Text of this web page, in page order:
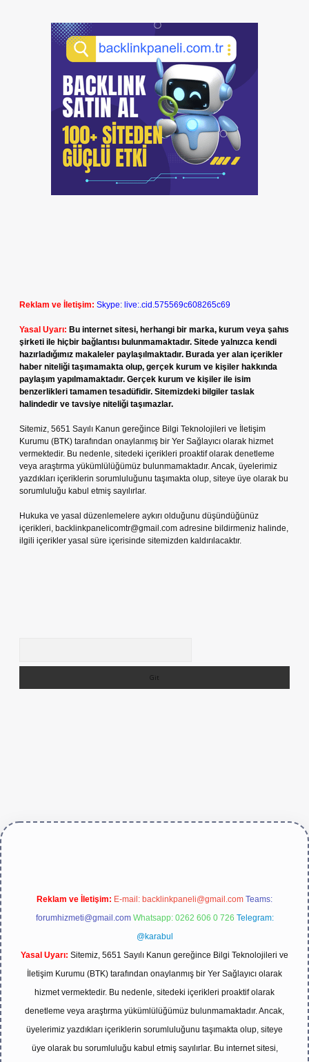
Reklam ve İletişim: Skype: live:.cid.575569c608265c69
Yasal Uyarı: Bu internet sitesi, herhangi bir marka, kurum veya şahıs
şirketi ile hiçbir bağlantısı bulunmamaktadır. Sitede yalnızca kendi
hazırladığımız makaleler paylaşılmaktadır. Burada yer alan içerikler
haber niteliği taşımamakta olup, gerçek kurum ve kişiler hakkında
paylaşım yapılmamaktadır. Gerçek kurum ve kişiler ile isim
benzerlikleri tamamen tesadüfidir. Sitemizdeki bilgiler taslak
halindedir ve tavsiye niteliği taşımazlar.
Sitemiz, 5651 Sayılı Kanun gereğince Bilgi Teknolojileri ve İletişim
Kurumu (BTK) tarafından onaylanmış bir Yer Sağlayıcı olarak hizmet
vermektedir. Bu nedenle, sitedeki içerikleri proaktif olarak denetleme
veya araştırma yükümlülüğümüz bulunmamaktadır. Ancak, üyelerimiz
yazdıkları içeriklerin sorumluluğunu taşımakta olup, siteye üye olarak bu
sorumluluğu kabul etmiş sayılırlar.
Hukuka ve yasal düzenlemelere aykırı olduğunu düşündüğünüz
içerikleri, backlinkpanelicomtr@gmail.com adresine bildirmeniz halinde,
ilgili içerikler yasal süre içerisinde sitemizden kaldırılacaktır.
Reklam ve İletişim: E-mail: backlinkpaneli@gmail.com Teams:
forumhizmeti@gmail.com Whatsapp: 0262 606 0 726 Telegram:
@karabul
Yasal Uyarı: Sitemiz, 5651 Sayılı Kanun gereğince Bilgi Teknolojileri ve
İletişim Kurumu (BTK) tarafından onaylanmış bir Yer Sağlayıcı olarak
hizmet vermektedir. Bu nedenle, sitedeki içerikleri proaktif olarak
denetleme veya araştırma yükümlülüğümüz bulunmamaktadır. Ancak,
üyelerimiz yazdıkları içeriklerin sorumluluğunu taşımakta olup, siteye
üye olarak bu sorumluluğu kabul etmiş sayılırlar. Bu internet sitesi,